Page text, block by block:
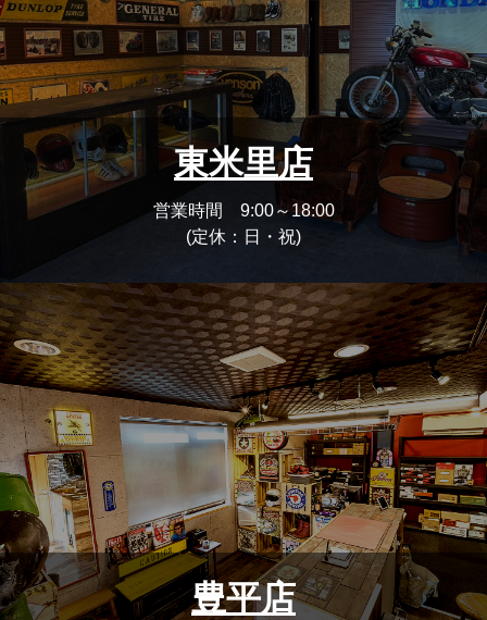
東米里店
営業時間 9:00～18:00
(定休：日・祝)
豊平店